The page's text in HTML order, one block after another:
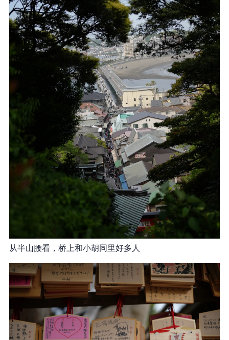
从半山腰看，桥上和小胡同里好多人